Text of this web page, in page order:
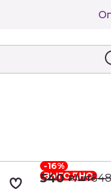
ВЫГОДНО
-16%
540₽/шт